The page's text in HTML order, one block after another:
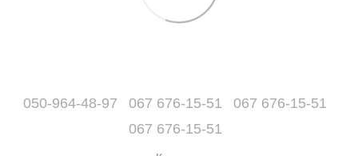
050-964-48-97 067 676-15-51
067 676-15-51
067 676-15-51